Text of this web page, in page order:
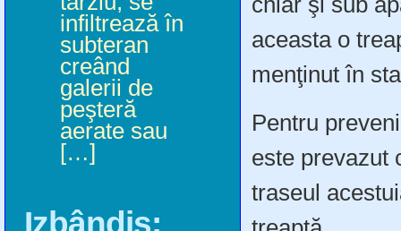
infiltrează în
subteran
creând
galerii de
peşteră
aerate sau
[…]
Izbândiş:
aceasta o
menţinut în
Pentru
este prevazut
traseul